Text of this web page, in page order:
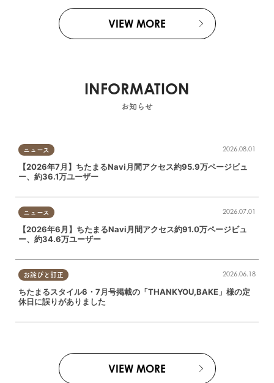
VIEW MORE
INFORMATION
お知らせ
ニュース 2026.08.01
【2026年7月】ちたまるNavi月間アクセス約95.9万ページビュ
ー、約36.1万ユーザー
ニュース 2026.07.01
【2026年6月】ちたまるNavi月間アクセス約91.0万ページビュ
ー、約34.6万ユーザー
お詫びと訂正 2026.06.18
ちたまるスタイル6・7月号掲載の「THANKYOU,BAKE」様の定
休日に誤りがありました
VIEW MORE